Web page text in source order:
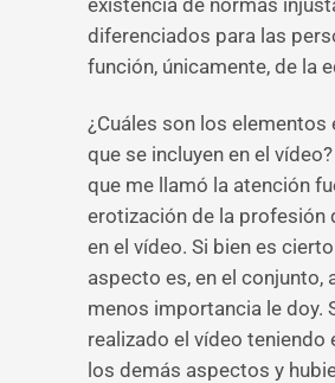
existencia de normas
diferenciados para las
función, únicamente, de la
¿Cuáles son los elementos
que se incluyen en el
que me llamó la atención
erotización de la profesión
en el vídeo. Si bien es
aspecto es, en el conjunto,
menos importancia le doy.
realizado el vídeo teniendo
los demás aspectos y